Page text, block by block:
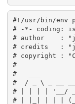
#!/usr/bin/env
# -*- coding:
# author    :
# credits   :
# copyright :
#
#   ___
#  / _ \ _ __
# | | | | '__/
# | |_| | | |